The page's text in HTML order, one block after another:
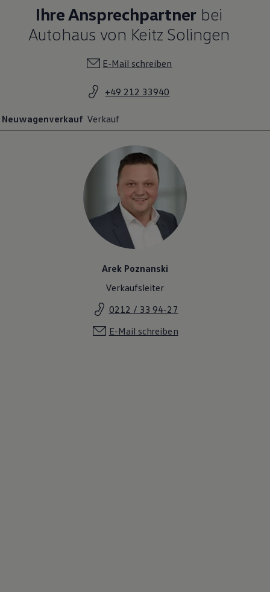
Ihre Ansprechpartner bei
Autohaus von Keitz Solingen
E-Mail schreiben
+49 212 33940
Neuwagenverkauf Verkauf
Arek Poznanski
Verkaufsleiter
0212 / 33 94-27
E-Mail schreiben